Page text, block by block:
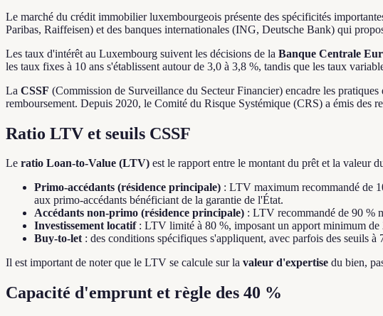
Le marché du crédit immobilier luxembourgeois présente des spécificités
Paribas, Raiffeisen) et des banques internationales (ING, Deutsche Bank) qui
Les taux d'intérêt au Luxembourg suivent les décisions de la Banque Centrale
les taux fixes à 10 ans s'établissent autour de 3,0 à 3,8 %, tandis que les taux
La CSSF (Commission de Surveillance du Secteur Financier) encadre les
remboursement. Depuis 2020, le Comité du Risque Systémique (CRS) a émis des
Ratio LTV et seuils CSSF
Le ratio Loan-to-Value (LTV) est le rapport entre le montant du prêt et la valeur
Primo-accédants (résidence principale) : LTV maximum recommandé de
aux primo-accédants bénéficiant de la garantie de l'État.
Accédants non-primo (résidence principale) : LTV recommandé de 90 %
Investissement locatif: LTV limité à 80 %, imposant un apport minimum de
Buy-to-let: des conditions spécifiques s'appliquent, avec parfois des seuils
Il est important de noter que le LTV se calcule sur la valeur d'expertise du bien,
Capacité d'emprunt et règle des 40 %